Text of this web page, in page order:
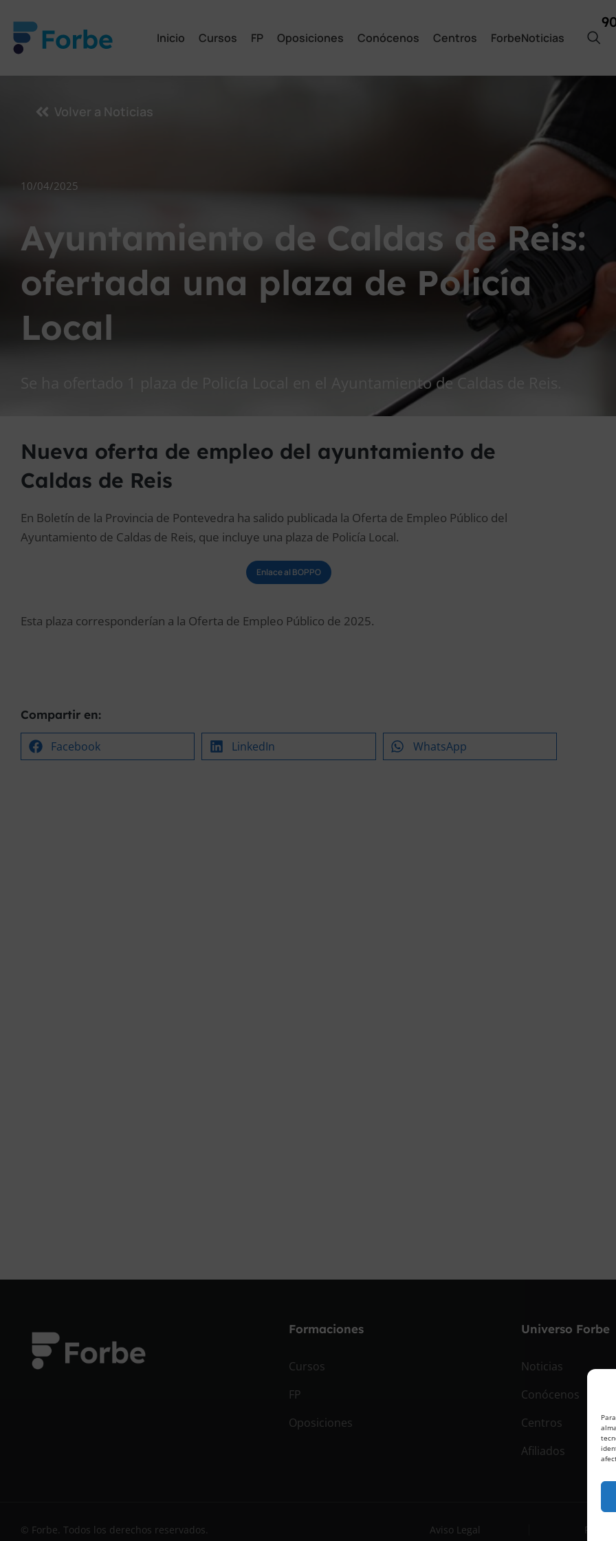
Inicio Cursos FP Oposiciones Conócenos Centros ForbeNoticias
Volver a Noticias
10/04/2025
Ayuntamiento de Caldas de Reis:
ofertada una plaza de Policía
Local
Se ha ofertado 1 plaza de Policía Local en el Ayuntamiento de Caldas de Reis.
Nueva oferta de empleo del ayuntamiento de
Caldas de Reis
En Boletín de la Provincia de Pontevedra ha salido publicada la Oferta de Empleo Público del
Ayuntamiento de Caldas de Reis, que incluye una plaza de Policía Local.
Enlace al BOPPO
Esta plaza corresponderían a la Oferta de Empleo Público de 2025.
Compartir en:
Facebook LinkedIn WhatsApp
Formaciones
Cursos
FP
Oposiciones
Universo Forbe
Noticias
Conócenos
Centros
Afiliados
© Forbe. Todos los derechos reservados. Aviso Legal